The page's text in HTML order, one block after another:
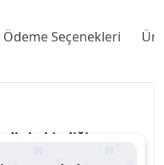
Seçenekleri
diş hekimliği